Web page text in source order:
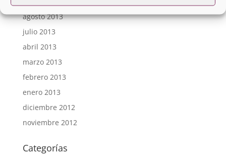
agosto 2013
julio 2013
abril 2013
marzo 2013
febrero 2013
enero 2013
diciembre 2012
noviembre 2012
Categorías